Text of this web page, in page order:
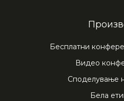
Бесплатни
Видео
Споделување
Бела